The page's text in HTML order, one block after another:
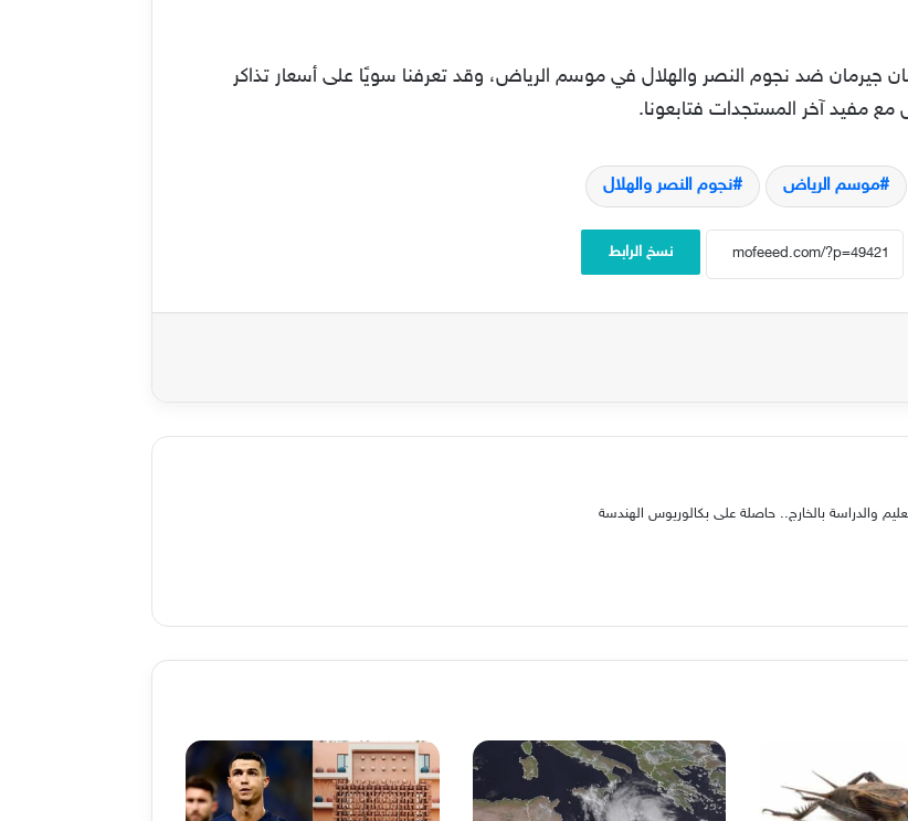
جيرمان ضد نجوم النصر والهلال في موسم الرياض، وقد تعرفنا سويًا على أسعار تذاكر
مع مفيد آخر المستجدات فتابعونا.
موسم الرياض نجوم النصر والهلال
نسخ الرابط
والدراسة بالخارج.. حاصلة على بكالوريوس الهندسة